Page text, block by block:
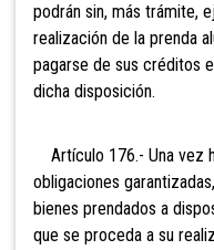
podrán sin, más trámite,
realización de la prenda
pagarse de sus créditos
dicha disposición.
Artículo 176.- Una vez
obligaciones
bienes prendados a
que se proceda a su